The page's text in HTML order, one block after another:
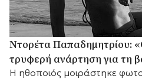
Ντορέτα Παπαδημητρίου:
τρυφερή ανάρτηση για τη
Η ηθοποιός μοιράστηκε